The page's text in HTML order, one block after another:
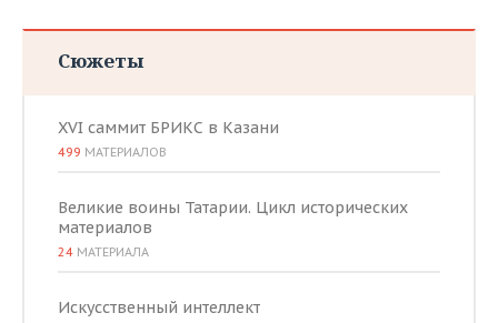
Сюжеты
XVI саммит БРИКС в Казани
499 МАТЕРИАЛОВ
Великие воины Татарии. Цикл исторических
материалов
24 МАТЕРИАЛА
Искусственный интеллект